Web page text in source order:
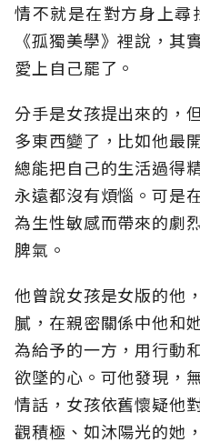
情不就是在對方身上尋
《孤獨美學》裡說，其
愛上自己罷了。
分手是女孩提出來的，
多東西變了，比如他最
總能把自己的生活過得
永遠都沒有煩惱。可是
為生性敏感而帶來的劇
脾氣。
他曾說女孩是女版的他
膩，在親密關係中他和
為給予的一方，用行動
欲墜的心。可他發現，
情話，女孩依舊懷疑他
觀積極、如沐陽光的她